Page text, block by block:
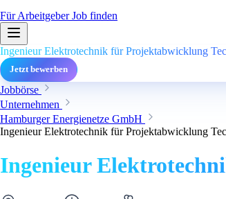
Für ArbeitgeberJob finden
Ingenieur Elektrotechnik für Projektabwicklung
Jetzt bewerben
Jobbörse
Unternehmen
Hamburger Energienetze GmbH
Ingenieur Elektrotechnik für Projektabwicklung
Ingenieur